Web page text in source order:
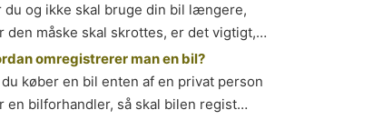
du og ikke skal bruge din bil længere,
den måske skal skrottes, er det vigtigt,…
omregistrerer man en bil?
du køber en bil enten af en privat person
en bilforhandler, så skal bilen regist…